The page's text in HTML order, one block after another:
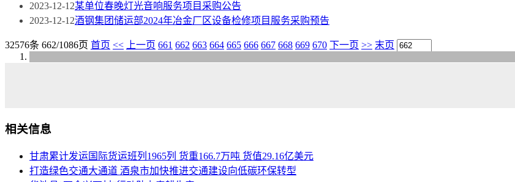
2023-12-12某单位春晚灯光音响服务项目采购公告
2023-12-12酒钢集团储运部2024年冶金厂区设备检修项目服务采购预告
32576条 662/1086页 首页 << 上一页 661 662 663 664 665 666 667 668 669 670 下一页 >> 末页
相关信息
甘肃累计发运国际货运班列1965列 货重166.7万吨 货值29.16亿美元
打造绿色交通大通道 酒泉市加快推进交通建设向低碳环保转型